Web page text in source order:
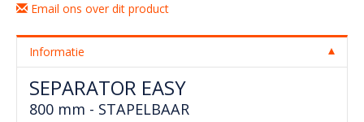
Email ons over dit product
Informatie
SEPARATOR EASY
800 mm - STAPELBAAR